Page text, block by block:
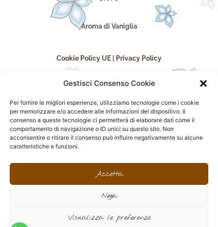
Gestisci Consenso Cookie
Per fornire le migliori esperienze, utilizziamo tecnologie come i cookie
per memorizzare e/o accedere alle informazioni del dispositivo. Il
consenso a queste tecnologie ci permetterà di elaborare dati come il
comportamento di navigazione o ID unici su questo sito. Non
acconsentire o ritirare il consenso può influire negativamente su alcune
caratteristiche e funzioni.
Accetta
Nega
Visualizza le preferenze
Aroma di Vaniglia
Cookie Policy UE Privacy Policy
seguici sui social
F
e
k
I
n
t
a
a
P
i
t
s
F
c